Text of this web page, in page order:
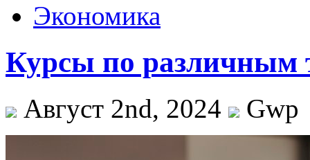
Экономика
Курсы по различным
Август 2nd, 2024 Gwp